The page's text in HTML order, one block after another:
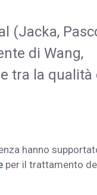
(Jacka,
di Wang,
tra la qualità
hanno
per il trattamento